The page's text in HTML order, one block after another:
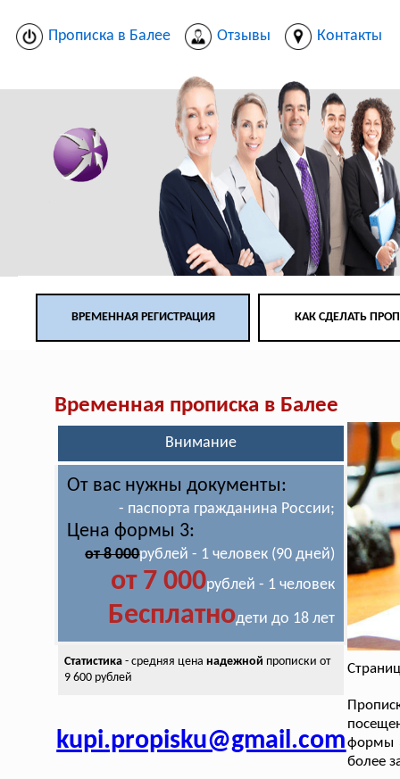
Прописка в Балее Отзывы Контакты
ВРЕМЕННАЯ РЕГИСТРАЦИЯ КАК СДЕЛАТЬ
Временная прописка в Балее
Внимание
От вас нужны документы:
- паспорта гражданина России;
Цена формы 3:
от 8 000рублей - 1 человек (90 дней)
от 7 000рублей - 1 человек
Бесплатнодети до 18 лет
Статистика- средняя цена надежной прописки от
9 600 рублей
kupi.propisku@gmail.com формы
более